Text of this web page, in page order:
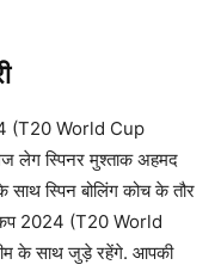
(T20 World Cup
लेग स्पिनर मुश्ताक अहमद
स्पिन बोलिंग कोच के तौर
कप 2024 (T20 World
के साथ जुड़े रहेंगे. आपकी